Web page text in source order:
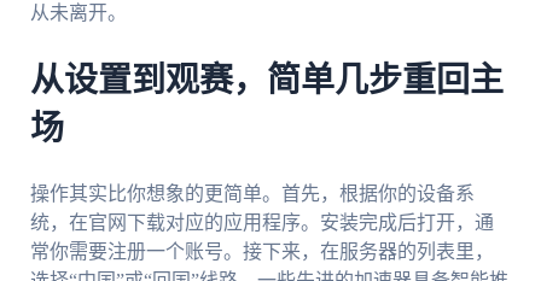
从未离开。
从设置到观赛，简单几步重回主
场
操作其实比你想象的更简单。首先，根据你的设备系
统，在官网下载对应的应用程序。安装完成后打开，通
常你需要注册一个账号。接下来，在服务器的列表里，